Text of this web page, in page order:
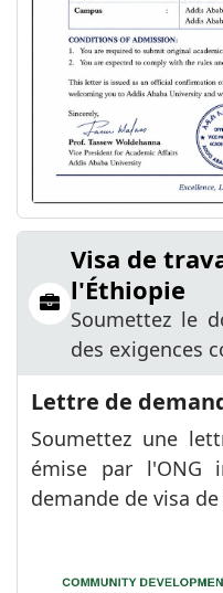
Visa de
l'Éthiopie
Soumettez le
des exigences
Lettre de
Soumettez une
émise par l'ONG
demande de visa